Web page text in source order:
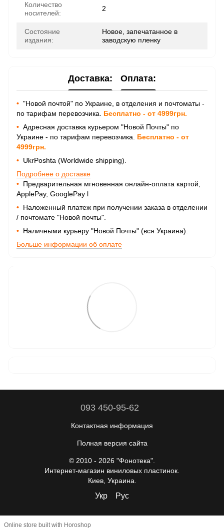
Количество
носителей:
2
Состояние
издания:
Новое, запечатанное в
заводскую пленку
Доставка: Оплата:
• "Новой почтой" по Украине, в отделения и почтоматы -
по тарифам перевозчика. Бесплатно - от 4999грн.
• Адресная доставка курьером "Новой Почты" по
Украине - по тарифам перевозчика. Бесплатно - от
4999грн.
• UkrPoshta (Worldwide shipping).
Подробнее о доставке
• Предварительная мгновенная онлайн-оплата картой,
ApplePay, GooglePay l
• Наложенный платеж при получении заказа в отделении
/ почтомате "Новой почты".
• Наличными курьеру "Новой Почты" (вся Украина).
Больше информации об оплате
093 450-95-62
Контактная информация
Полная версия сайта
© 2010 - 2026 "Фонотека".
Интернет-магазин виниловых пластинок.
Киев, Украина.
Укр Рус
Online store built with Horoshop